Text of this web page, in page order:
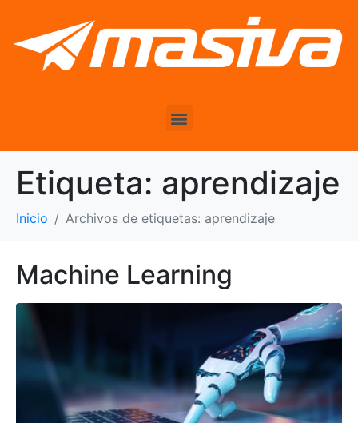
Etiqueta: aprendizaje
Inicio Archivos de etiquetas: aprendizaje
Machine Learning